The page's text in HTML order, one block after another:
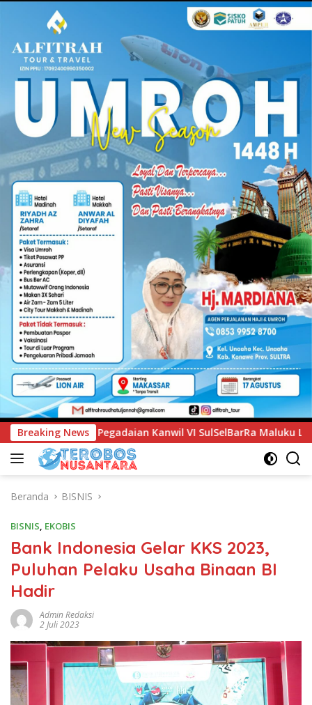
Breaking News
SulSelBarRa Maluku Luncurkan Program PANDE EMAS
Beranda BISNIS
BISNIS, EKOBIS
Bank Indonesia Gelar KKS 2023,
Puluhan Pelaku Usaha Binaan BI
Hadir
Admin Redaksi
2 Juli 2023